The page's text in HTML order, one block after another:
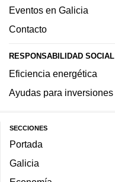
Eventos en Galicia
Contacto
RESPONSABILIDAD SOCIAL
Eficiencia energética
Ayudas para inversiones
SECCIONES
Portada
Galicia